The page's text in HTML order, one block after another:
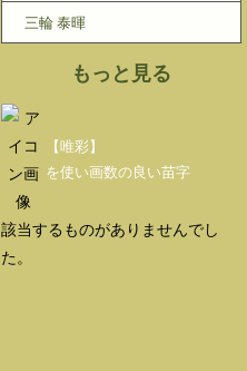
三輪 泰暉
もっと見る
【唯彩】
を使い画数の良い苗字
該当するものがありませんでし
た。